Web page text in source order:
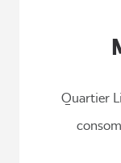
Quartier